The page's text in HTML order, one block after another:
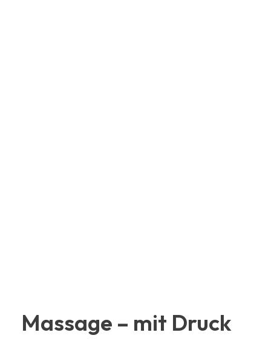
Massage – mit Druck